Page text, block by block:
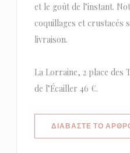
et le goût de l’instant.
coquillages et crustacés
livraison.
La Lorraine, 2 place des
de l’Écailler 46 €.
ΔΙΑΒΆΣΤΕ ΤΟ